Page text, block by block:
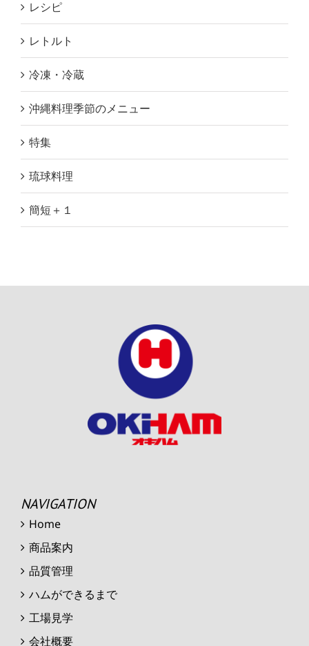
レシピ
レトルト
冷凍・冷蔵
沖縄料理季節のメニュー
特集
琉球料理
簡短＋１
NAVIGATION
Home
商品案内
品質管理
ハムができるまで
工場見学
会社概要